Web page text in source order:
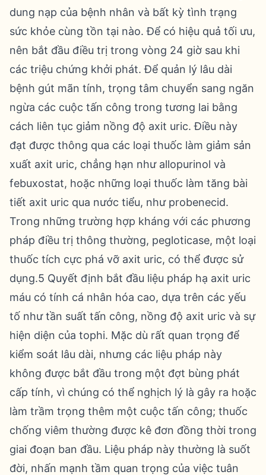
dung nạp của bệnh nhân và bất kỳ tình trạng
sức khỏe cùng tồn tại nào. Để có hiệu quả tối ưu,
nên bắt đầu điều trị trong vòng 24 giờ sau khi
các triệu chứng khởi phát. Để quản lý lâu dài
bệnh gút mãn tính, trọng tâm chuyển sang ngăn
ngừa các cuộc tấn công trong tương lai bằng
cách liên tục giảm nồng độ axit uric. Điều này
đạt được thông qua các loại thuốc làm giảm sản
xuất axit uric, chẳng hạn như allopurinol và
febuxostat, hoặc những loại thuốc làm tăng bài
tiết axit uric qua nước tiểu, như probenecid.
Trong những trường hợp kháng với các phương
pháp điều trị thông thường, pegloticase, một loại
thuốc tích cực phá vỡ axit uric, có thể được sử
dụng.5 Quyết định bắt đầu liệu pháp hạ axit uric
máu có tính cá nhân hóa cao, dựa trên các yếu
tố như tần suất tấn công, nồng độ axit uric và sự
hiện diện của tophi. Mặc dù rất quan trọng để
kiểm soát lâu dài, nhưng các liệu pháp này
không được bắt đầu trong một đợt bùng phát
cấp tính, vì chúng có thể nghịch lý là gây ra hoặc
làm trầm trọng thêm một cuộc tấn công; thuốc
chống viêm thường được kê đơn đồng thời trong
giai đoạn ban đầu. Liệu pháp này thường là suốt
đời, nhấn mạnh tầm quan trọng của việc tuân